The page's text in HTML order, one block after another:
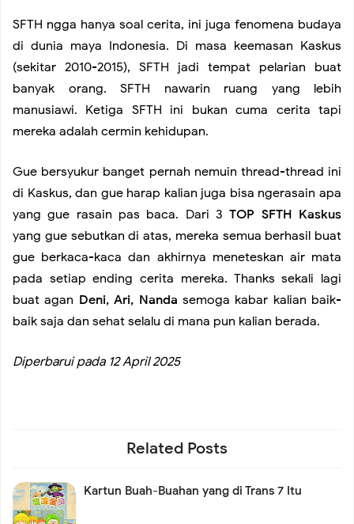
SFTH ngga hanya soal cerita, ini juga fenomena budaya
di dunia maya Indonesia. Di masa keemasan Kaskus
(sekitar 2010-2015), SFTH jadi tempat pelarian buat
banyak orang. SFTH nawarin ruang yang lebih
manusiawi. Ketiga SFTH ini bukan cuma cerita tapi
mereka adalah cermin kehidupan.
Gue bersyukur banget pernah nemuin thread-thread ini
di Kaskus, dan gue harap kalian juga bisa ngerasain apa
yang gue rasain pas baca. Dari 3TOP SFTH Kaskus
yang gue sebutkan di atas, mereka semua berhasil buat
gue berkaca-kaca dan akhirnya meneteskan air mata
pada setiap ending cerita mereka. Thanks sekali lagi
buat agan Deni, Ari, Nanda semoga kabar kalian baik-
baik saja dan sehat selalu di mana pun kalian berada.
Diperbarui pada 12 April 2025
Related Posts
Kartun Buah-Buahan yang di Trans 7 Itu